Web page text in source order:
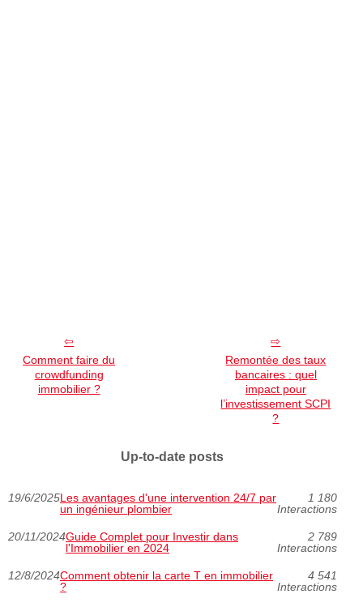
Comment faire du
crowdfunding
immobilier ?
Remontée des taux
bancaires : quel
impact pour
l’investissement SCPI
?
Up-to-date posts
19/6/2025Les avantages d'une intervention 24/7 par
un ingénieur plombier
1 180
Interactions
20/11/2024Guide Complet pour Investir dans
l'Immobilier en 2024
2 789
Interactions
12/8/2024Comment obtenir la carte T en immobilier
?
4 541
Interactions